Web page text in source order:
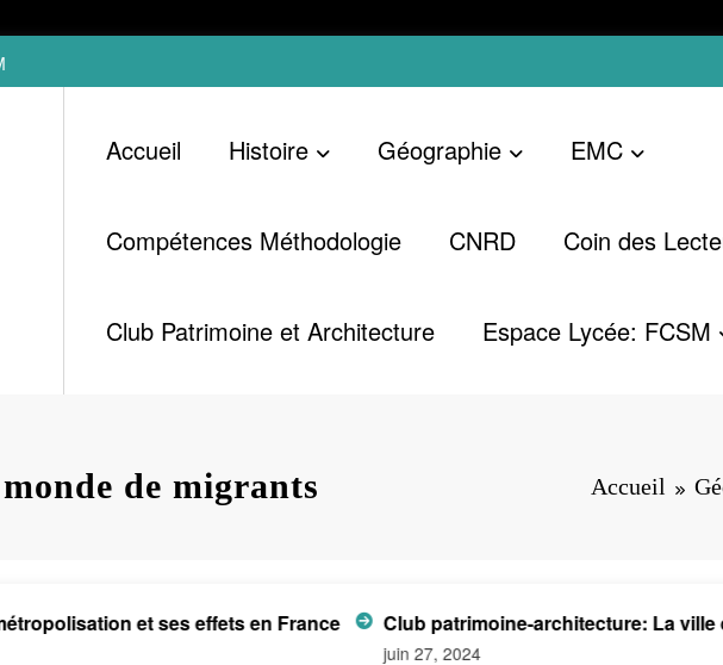
Accueil Histoire Géographie EMC
Compétences Méthodologie CNRD Coin des
Club Patrimoine et Architecture Espace Lycée: FCSM
de migrants Accueil
et ses effets en France Club patrimoine-architecture: La ville de
juin 27, 2024